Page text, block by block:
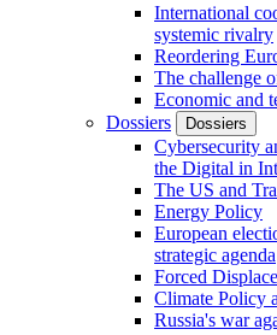
International
systemic rivalry
Reordering
The challenge
Economic and
Dossiers
Dossiers
Cybersecurity
the Digital in
The US and
Energy Policy
European
strategic agenda
Forced
Climate Policy
Russia's war